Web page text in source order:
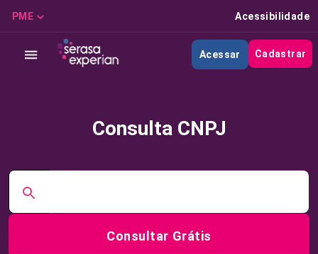
PME Acessibilidade
Acessar Cadastrar
Consulta CNPJ
Consultar Grátis